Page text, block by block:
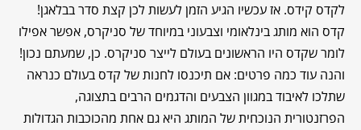
לקדס קידס. אז עכשיו הגיע הזמן לעשות לכן קצת סדר בבלאגן!
קדס הוא מותג בינלאומי וצבעוני במיוחד של סניקרס, אפשר אפילו
לומר שקדס היו הראשונים בעולם לייצר סניקרס. כן, שמעתם נכון!
והנה עוד כמה פרטים: אם תיכנסו לחנות של קדס בעולם כנראה
שתלכו לאיבוד במגוון הצבעים והדגמים הרבים בתצוגה,
הפרזנטורית הנוכחית של המותג היא גם אחת מהכוכבות הגדולות